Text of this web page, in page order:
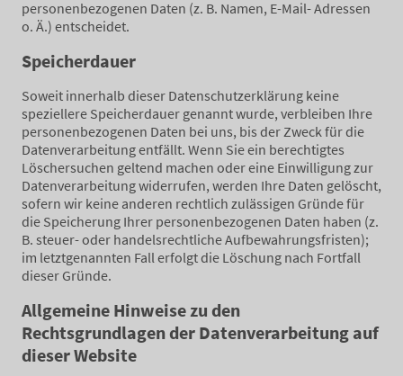
personenbezogenen Daten (z. B. Namen, E-Mail- Adressen
o. Ä.) entscheidet.
Speicherdauer
Soweit innerhalb dieser Datenschutzerklärung keine
speziellere Speicherdauer genannt wurde, verbleiben Ihre
personenbezogenen Daten bei uns, bis der Zweck für die
Datenverarbeitung entfällt. Wenn Sie ein berechtigtes
Löschersuchen geltend machen oder eine Einwilligung zur
Datenverarbeitung widerrufen, werden Ihre Daten gelöscht,
sofern wir keine anderen rechtlich zulässigen Gründe für
die Speicherung Ihrer personenbezogenen Daten haben (z.
B. steuer- oder handelsrechtliche Aufbewahrungsfristen);
im letztgenannten Fall erfolgt die Löschung nach Fortfall
dieser Gründe.
Allgemeine Hinweise zu den
Rechtsgrundlagen der Datenverarbeitung auf
dieser Website